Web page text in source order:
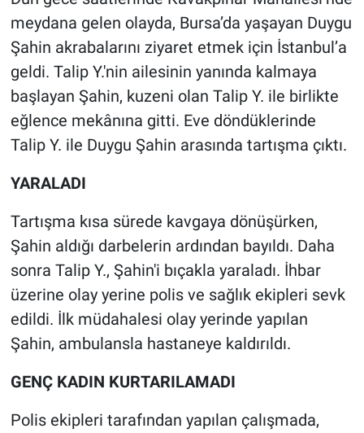
meydana gelen olayda, Bursa’da yaşayan Duygu
Şahin akrabalarını ziyaret etmek için İstanbul’a
geldi. Talip Y.'nin ailesinin yanında kalmaya
başlayan Şahin, kuzeni olan Talip Y. ile birlikte
eğlence mekânına gitti. Eve döndüklerinde
Talip Y. ile Duygu Şahin arasında tartışma çıktı.
YARALADI
Tartışma kısa sürede kavgaya dönüşürken,
Şahin aldığı darbelerin ardından bayıldı. Daha
sonra Talip Y., Şahin'i bıçakla yaraladı. İhbar
üzerine olay yerine polis ve sağlık ekipleri sevk
edildi. İlk müdahalesi olay yerinde yapılan
Şahin, ambulansla hastaneye kaldırıldı.
GENÇ KADIN KURTARILAMADI
Polis ekipleri tarafından yapılan çalışmada,
Gündem Özel
Günün görüntüsü
Haber
Koronavirüs
Kültür Sanat
Ne demişti
Popüler